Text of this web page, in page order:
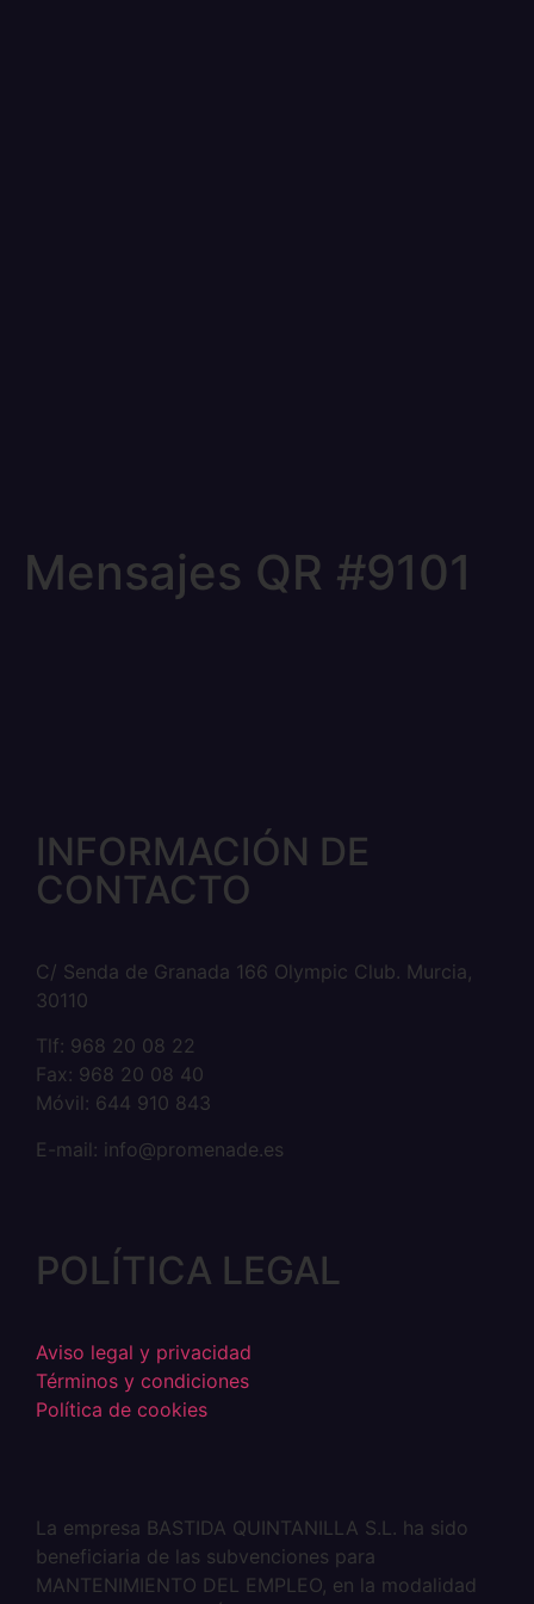
Mensajes QR #9101
INFORMACIÓN DE
CONTACTO
C/ Senda de Granada 166 Olympic Club. Murcia,
30110
Tlf: 968 20 08 22
Fax: 968 20 08 40
Móvil: 644 910 843
E-mail: info@promenade.es
POLÍTICA LEGAL
Aviso legal y privacidad
Términos y condiciones
Política de cookies
La empresa BASTIDA QUINTANILLA S.L. ha sido
beneficiaria de las subvenciones para
MANTENIMIENTO DEL EMPLEO, en la modalidad